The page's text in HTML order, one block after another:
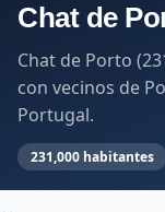
Chat de
Chat de Porto
con vecinos de
Portugal.
231,000 habitantes